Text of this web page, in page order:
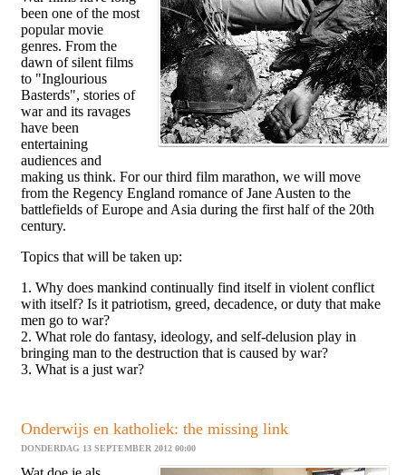
been one of the most
popular movie
genres. From the
dawn of silent films
to "Inglourious
Basterds", stories of
war and its ravages
have been
entertaining
audiences and
making us think. For our third film marathon, we will move
from the Regency England romance of Jane Austen to the
battlefields of Europe and Asia during the first half of the 20th
century.
Topics that will be taken up:
1. Why does mankind continually find itself in violent conflict
with itself? Is it patriotism, greed, decadence, or duty that make
men go to war?
2. What role do fantasy, ideology, and self-delusion play in
bringing man to the destruction that is caused by war?
3. What is a just war?
Onderwijs en katholiek: the missing link
DONDERDAG 13 SEPTEMBER 2012 00:00